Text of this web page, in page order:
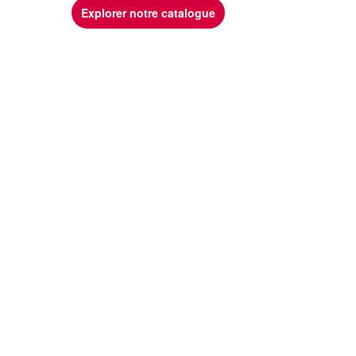
Explorer notre catalogue